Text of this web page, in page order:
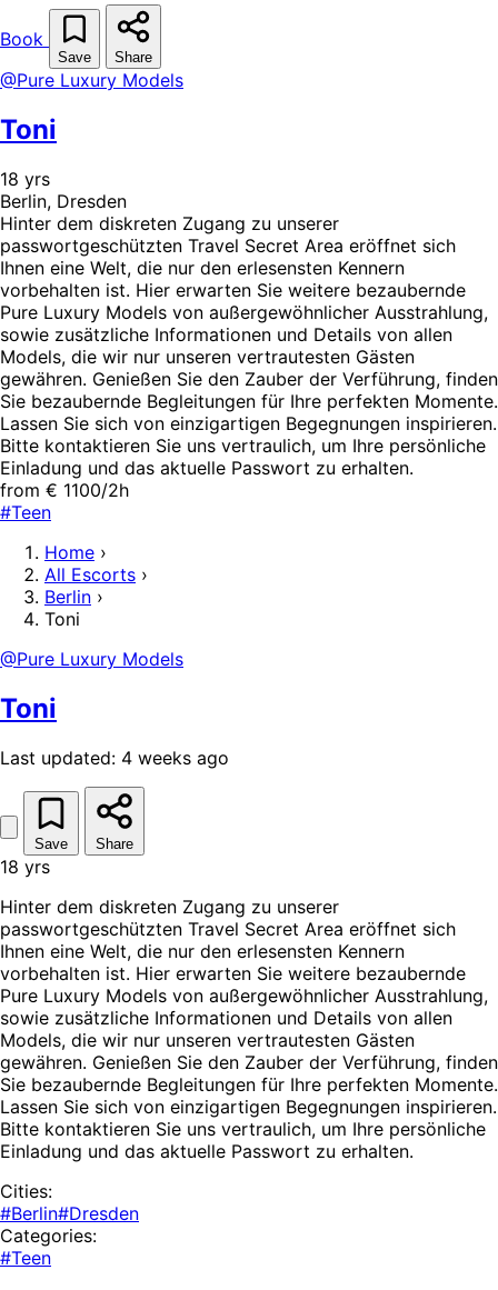
Book
Save Share
@Pure Luxury Models
Toni
18 yrs
Berlin, Dresden
Hinter dem diskreten Zugang zu unserer
passwortgeschützten Travel Secret Area eröffnet sich
Ihnen eine Welt, die nur den erlesensten Kennern
vorbehalten ist. Hier erwarten Sie weitere bezaubernde
Pure Luxury Models von außergewöhnlicher Ausstrahlung,
sowie zusätzliche Informationen und Details von allen
Models, die wir nur unseren vertrautesten Gästen
gewähren. Genießen Sie den Zauber der Verführung, finden
Sie bezaubernde Begleitungen für Ihre perfekten Momente.
Lassen Sie sich von einzigartigen Begegnungen inspirieren.
Bitte kontaktieren Sie uns vertraulich, um Ihre persönliche
Einladung und das aktuelle Passwort zu erhalten.
from € 1100/2h
#Teen
Home ›
All Escorts ›
Berlin ›
Toni
@Pure Luxury Models
Toni
Last updated: 4 weeks ago
Save Share
18 yrs
Hinter dem diskreten Zugang zu unserer
passwortgeschützten Travel Secret Area eröffnet sich
Ihnen eine Welt, die nur den erlesensten Kennern
vorbehalten ist. Hier erwarten Sie weitere bezaubernde
Pure Luxury Models von außergewöhnlicher Ausstrahlung,
sowie zusätzliche Informationen und Details von allen
Models, die wir nur unseren vertrautesten Gästen
gewähren. Genießen Sie den Zauber der Verführung, finden
Sie bezaubernde Begleitungen für Ihre perfekten Momente.
Lassen Sie sich von einzigartigen Begegnungen inspirieren.
Bitte kontaktieren Sie uns vertraulich, um Ihre persönliche
Einladung und das aktuelle Passwort zu erhalten.
Cities:
#Berlin#Dresden
Categories:
#Teen